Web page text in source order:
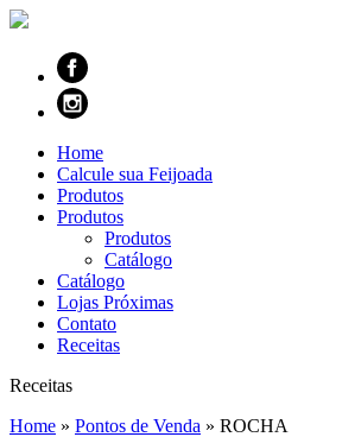
Home
Calcule sua Feijoada
Produtos
Produtos
Produtos
Catálogo
Catálogo
Lojas Próximas
Contato
Receitas
Receitas
Home » Pontos de Venda » ROCHA